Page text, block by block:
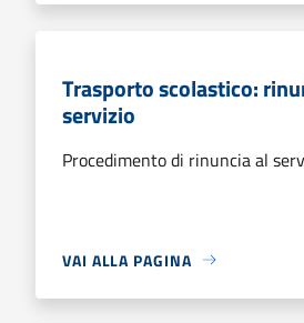
Trasporto scolastico:
servizio
Procedimento di rinuncia al
VAI ALLA PAGINA